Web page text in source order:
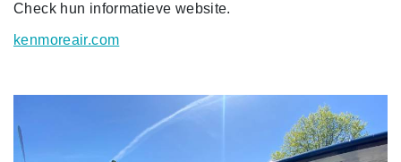
Check hun informatieve website.
kenmoreair.com